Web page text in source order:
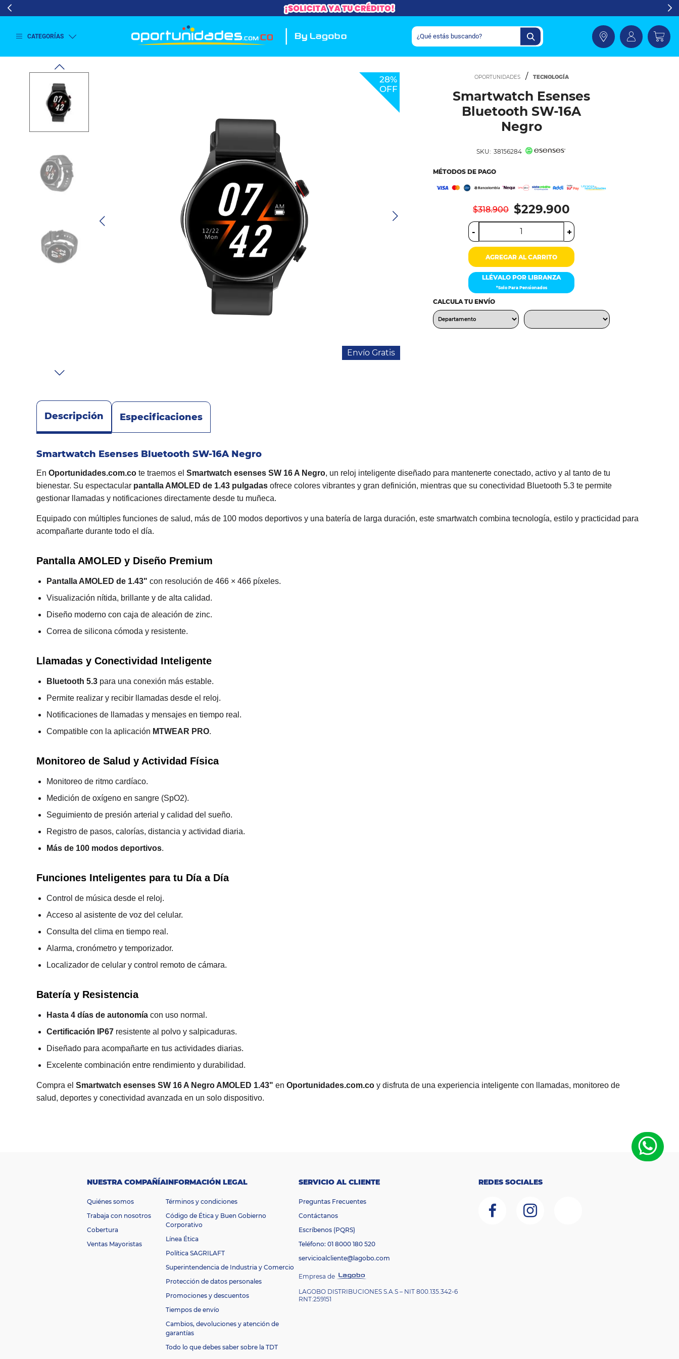
CATEGORÍAS
Secado
Refrigeración
Refrigeración
Climatización
Colchones
Cocina
Combos
Herramientas
Cuidado
28%
OFF
Envío Gratis
TECNOLOGÍA
Smartwatch Esenses
Bluetooth SW-16A
Negro
SKU: 38156284
MÉTODOS DE PAGO
$318.900 $229.900
- +
AGREGAR AL CARRITO
LLÉVALO POR LIBRANZA
*Solo Para Pensionados
CALCULA TU ENVÍO
Descripción Especificaciones
Smartwatch Esenses Bluetooth SW-16A Negro
En Oportunidades.com.co te traemos el Smartwatch esenses SW 16 A Negro, un reloj inteligente diseñado para mantenerte conectado, activo y al tanto de tu
bienestar. Su espectacular pantalla AMOLED de 1.43 pulgadas ofrece colores vibrantes y gran definición, mientras que su conectividad Bluetooth 5.3 te permite
gestionar llamadas y notificaciones directamente desde tu muñeca.
Equipado con múltiples funciones de salud, más de 100 modos deportivos y una batería de larga duración, este smartwatch combina tecnología, estilo y practicidad para
acompañarte durante todo el día.
Pantalla AMOLED y Diseño Premium
Pantalla AMOLED de 1.43" con resolución de 466 × 466 píxeles.
Visualización nítida, brillante y de alta calidad.
Diseño moderno con caja de aleación de zinc.
Correa de silicona cómoda y resistente.
Llamadas y Conectividad Inteligente
Bluetooth 5.3 para una conexión más estable.
Permite realizar y recibir llamadas desde el reloj.
Notificaciones de llamadas y mensajes en tiempo real.
Compatible con la aplicación MTWEAR PRO.
Monitoreo de Salud y Actividad Física
Monitoreo de ritmo cardíaco.
Medición de oxígeno en sangre (SpO2).
Seguimiento de presión arterial y calidad del sueño.
Registro de pasos, calorías, distancia y actividad diaria.
Más de 100 modos deportivos.
Funciones Inteligentes para tu Día a Día
Control de música desde el reloj.
Acceso al asistente de voz del celular.
Consulta del clima en tiempo real.
Alarma, cronómetro y temporizador.
Localizador de celular y control remoto de cámara.
Batería y Resistencia
Hasta 4 días de autonomía con uso normal.
Certificación IP67 resistente al polvo y salpicaduras.
Diseñado para acompañarte en tus actividades diarias.
Excelente combinación entre rendimiento y durabilidad.
Compra el Smartwatch esenses SW 16 A Negro AMOLED 1.43" en Oportunidades.com.co y disfruta de una experiencia inteligente con llamadas, monitoreo de
salud, deportes y conectividad avanzada en un solo dispositivo.
$500.000
Esenses
NUESTRA COMPAÑÍA
Quiénes somos
Trabaja con nosotros
Cobertura
Ventas Mayoristas
INFORMACIÓN LEGAL
Términos y condiciones
Código de Ética y Buen Gobierno
Corporativo
Línea Ética
Política SAGRILAFT
Superintendencia de Industria y Comercio
Protección de datos personales
Promociones y descuentos
Tiempos de envío
Cambios, devoluciones y atención de
garantías
Todo lo que debes saber sobre la TDT
SERVICIO AL CLIENTE
Preguntas Frecuentes
Contáctanos
Escríbenos (PQRS)
Teléfono: 01 8000 180 520
servicioalcliente@lagobo.com
Empresa de
LAGOBO DISTRIBUCIONES S.A.S – NIT 800.135.342-6
RNT:259151
REDES SOCIALES